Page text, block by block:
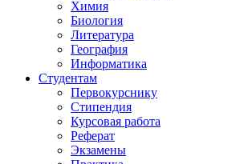
Химия
Биология
Литература
География
Информатика
Студентам
Первокурснику
Стипендия
Курсовая работа
Реферат
Экзамены